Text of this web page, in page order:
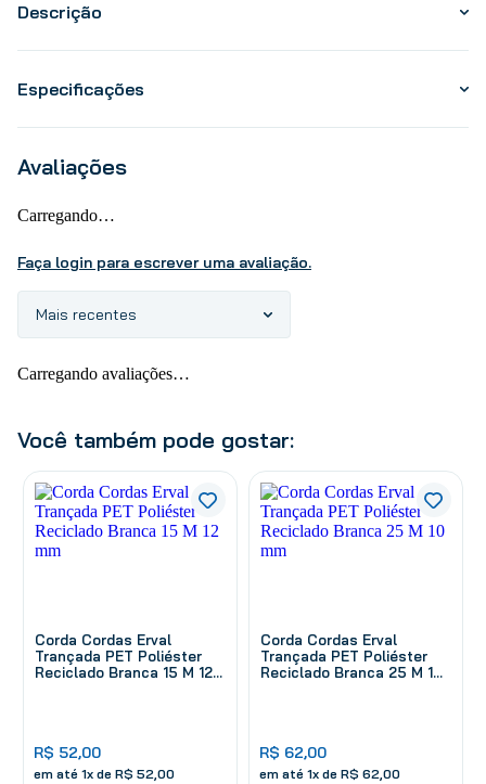
Descrição
Especificações
Avaliações
Carregando…
Faça login para escrever uma avaliação.
Mais recentes
Carregando avaliações…
Você também pode gostar:
Corda Cordas Erval
Trançada PET Poliéster
Reciclado Branca 15 M 12
R$ 52,00
em até 1x de R$ 52,00
Corda Cordas Erval
Trançada PET Poliéster
Reciclado Branca 25 M 10
R$ 62,00
em até 1x de R$ 62,00